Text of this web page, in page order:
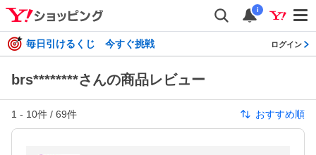
i
毎日引けるくじ 今すぐ挑戦 ログイン
brs********さんの商品レビュー
1 - 10件 / 69件 おすすめ順